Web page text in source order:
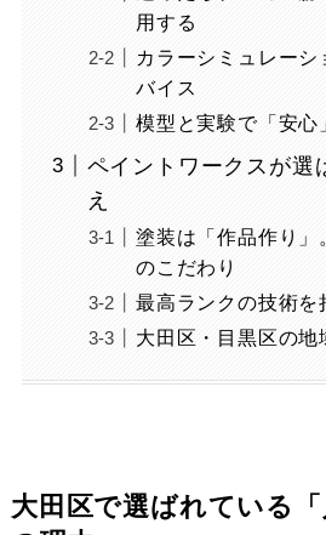
用する
カラーシミュレーシ
バイス
模型と実験で「安心
ペイントワークスが選
え
塗装は「作品作り」
のこだわり
最高ランクの技術を
大田区・目黒区の地
大田区で選ばれている